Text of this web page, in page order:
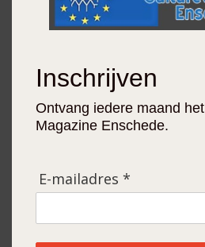
Inschrijven
Ontvang iedere maand
Magazine Enschede.
E-mailadres *